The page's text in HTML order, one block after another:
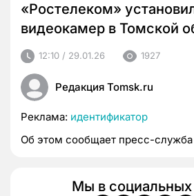
«Ростелеком»
видеокамер в Томской
12:10 / 29.01.26 1927
Редакция Tomsk.ru
Реклама: идентификатор
Об этом сообщает пресс-
Мы в социальных